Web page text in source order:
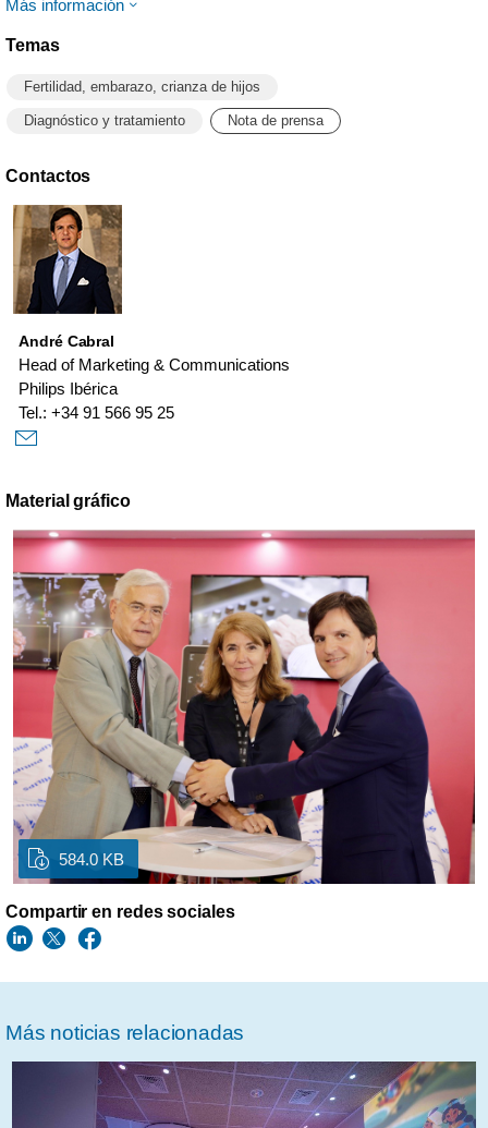
Más información
Temas
Fertilidad, embarazo, crianza de hijos
Diagnóstico y tratamiento Nota de prensa
Contactos
André Cabral
Head of Marketing & Communications
Philips Ibérica
Tel.: +34 91 566 95 25
Material gráfico
584.0 KB
Compartir en redes sociales
Más noticias relacionadas